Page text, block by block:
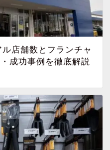
ル店舗数とフランチャ
成功事例を徹底解説